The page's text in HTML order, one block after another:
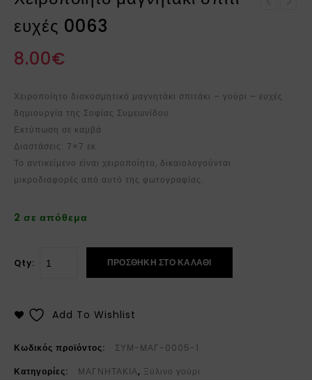
ευχές 0063
8.00€
Χειροποίητο διακοσμητικό μαγνητάκι σπιτάκι – γούρι – ευχές
δημιουργία της Σοφίας Συμεωνίδου.
Εκτύπωση σε καμβά
Διαστάσεις: 7×7 εκ
Το αντικείμενο είναι χειροποίητο, δικαιολογούνται
μικροδιαφορές από αυτό της φωτογραφίας.
2 σε απόθεμα
Qty: ΠΡΟΣΘΉΚΗ ΣΤΟ ΚΑΛΆΘΙ
Add To Wishlist
Κωδικός προϊόντος:
ΣΥΜ-ΜΑΓ-0005-1
Κατηγορίες:
ΜΑΓΝΗΤΑΚΙΑ, Ξύλινο γούρι